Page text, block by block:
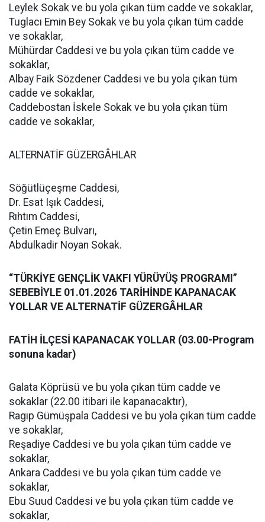
Leylek Sokak ve bu yola çıkan tüm cadde ve sokaklar,
Tuglacı Emin Bey Sokak ve bu yola çıkan tüm cadde
ve sokaklar,
Mühürdar Caddesi ve bu yola çıkan tüm cadde ve
sokaklar,
Albay Faik Sözdener Caddesi ve bu yola çıkan tüm
cadde ve sokaklar,
Caddebostan İskele Sokak ve bu yola çıkan tüm
cadde ve sokaklar,
ALTERNATİF GÜZERGÂHLAR
Söğütlüçeşme Caddesi,
Dr. Esat Işık Caddesi,
Rıhtım Caddesi,
Çetin Emeç Bulvarı,
Abdulkadir Noyan Sokak.
“TÜRKİYE GENÇLİK VAKFI YÜRÜYÜŞ PROGRAMI”
SEBEBİYLE 01.01.2026 TARİHİNDE KAPANACAK
YOLLAR VE ALTERNATİF GÜZERGÂHLAR
FATİH İLÇESİ KAPANACAK YOLLAR (03.00-Program
sonuna kadar)
Galata Köprüsü ve bu yola çıkan tüm cadde ve
sokaklar (22.00 itibari ile kapanacaktır),
Ragıp Gümüşpala Caddesi ve bu yola çıkan tüm cadde
ve sokaklar,
Reşadiye Caddesi ve bu yola çıkan tüm cadde ve
sokaklar,
Ankara Caddesi ve bu yola çıkan tüm cadde ve
sokaklar,
Ebu Suud Caddesi ve bu yola çıkan tüm cadde ve
sokaklar,